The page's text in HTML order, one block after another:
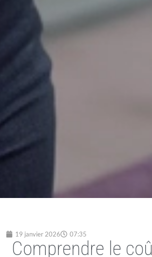
19 janvier 2026 07:35
Comprendre le